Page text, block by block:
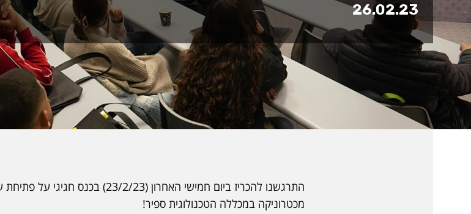
26.02.23
התרגשנו להכריז ביום חמישי האחרון (23/
מכטרוניקה במכללה הטכנולוגית ספיר!